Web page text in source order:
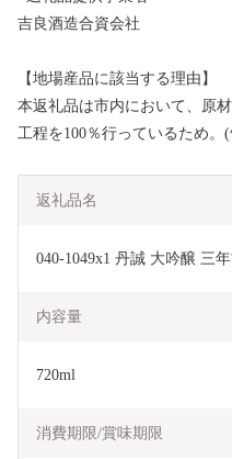
吉良酒造合資会社
【地場産品に該当する理由】
本返礼品は市内において、原
工程を100％行っているため。
返礼品名
040-1049x1 丹誠 大吟醸 三
内容量
720ml
消費期限/賞味期限